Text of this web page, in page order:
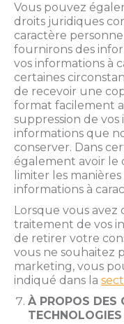
Vous pouvez
droits juridiques
caractère
fournirons des
vos informations à
certaines
de recevoir une
format facilement
suppression de
informations que
conserver. Dans
également avoir le
limiter les
informations à
Lorsque vous
traitement de vos
de retirer votre
vous ne souhaitez
marketing, vous
indiqué dans la
À PROPOS DES